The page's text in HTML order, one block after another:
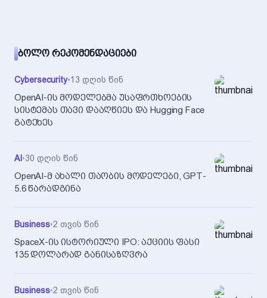
ᲑᲝᲚᲝ ᲠᲔᲙᲝᲛᲔᲜᲓᲐᲪᲘᲔᲑᲘ
Cybersecurity•13 დღის წინ
OpenAI-ის მოდელებმა უსაფრთხოების
სისტემას თავი დააღწიეს და Hugging Face
გატეხეს
AI •30 დღის წინ
OpenAI-მ ახალი თაობის მოდელები, GPT-
5.6 წარადგინა
Business•2 თვის წინ
SpaceX-ის ისტორიული IPO: აქციის ფასი
135 დოლარად განისაზღვრა
Business•2 თვის წინ